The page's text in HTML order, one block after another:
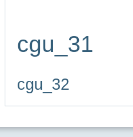
cgu_31
cgu_32